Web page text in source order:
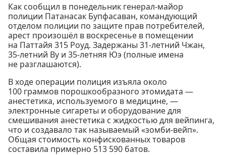
Как сообщил в понедельник генерал-майор
полиции Патанасак Бупфасаван, командующий
отделом полиции по защите прав потребителей,
арест произошёл в воскресенье в помещении
на Паттайя 315 Роуд. Задержаны 31-летний Чжан,
35-летний Ву и 35-летняя Юэ (полные имена
не разглашаются).
В ходе операции полиция изъяла около
100 граммов порошкообразного этомидата —
анестетика, используемого в медицине, —
электронные сигареты и оборудование для
смешивания анестетика с жидкостью для вейпинга,
что и создавало так называемый «зомби-вейп».
Общая стоимость конфискованных товаров
составила примерно 513 590 батов.